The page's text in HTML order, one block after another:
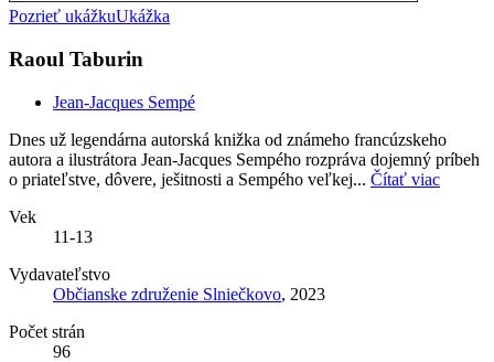
Pozrieť ukážkuUkážka
Raoul Taburin
Jean-Jacques Sempé
Dnes už legendárna autorská knižka od známeho francúzskeho
autora a ilustrátora Jean-Jacques Sempého rozpráva dojemný príbeh
o priateľstve, dôvere, ješitnosti a Sempého veľkej... Čítať viac
Vek
11-13
Vydavateľstvo
Občianske združenie Slniečkovo, 2023
Počet strán
96